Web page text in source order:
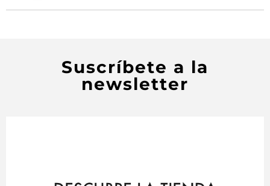
Suscríbete a la
newsletter